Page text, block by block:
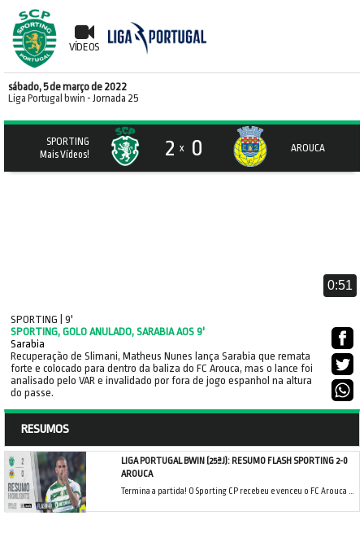
VÍDEOS
sábado, 5 de março de 2022
Liga Portugal bwin - Jornada 25
SPORTING
Mais Vídeos!
2 x 0 AROUCA
0:51
SPORTING | 9'
SPORTING, GOLO ANULADO, SARABIA AOS 9'
Sarabia
Recuperação de Slimani, Matheus Nunes lança Sarabia que remata
forte e colocado para dentro da baliza do FC Arouca, mas o lance foi
analisado pelo VAR e invalidado por fora de jogo espanhol na altura
do passe.
RESUMOS
LIGA PORTUGAL BWIN (25ªJ): RESUMO FLASH SPORTING 2-0
AROUCA
Termina a partida! O Sporting CP recebeu e venceu o FC Arouca por 2-0, em jogo da 25.ª jornada da Liga Bwin. Um bis de Slimani conseguido na segunda parte permitiu à equipa leonina regressa às vitórias no campeonato.